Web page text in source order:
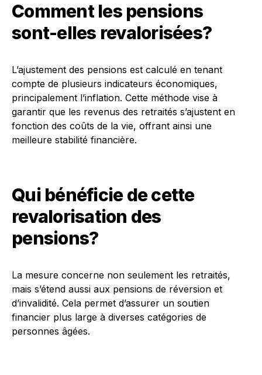
Comment les pensions
sont-elles revalorisées?
L’ajustement des pensions est calculé en tenant
compte de plusieurs indicateurs économiques,
principalement l’inflation. Cette méthode vise à
garantir que les revenus des retraités s’ajustent en
fonction des coûts de la vie, offrant ainsi une
meilleure stabilité financière.
Qui bénéficie de cette
revalorisation des
pensions?
La mesure concerne non seulement les retraités,
mais s’étend aussi aux pensions de réversion et
d’invalidité. Cela permet d’assurer un soutien
financier plus large à diverses catégories de
personnes âgées.